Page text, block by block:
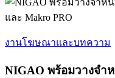
งานโฆษณาและบทความ
NIGAO พร้อมวางจำ